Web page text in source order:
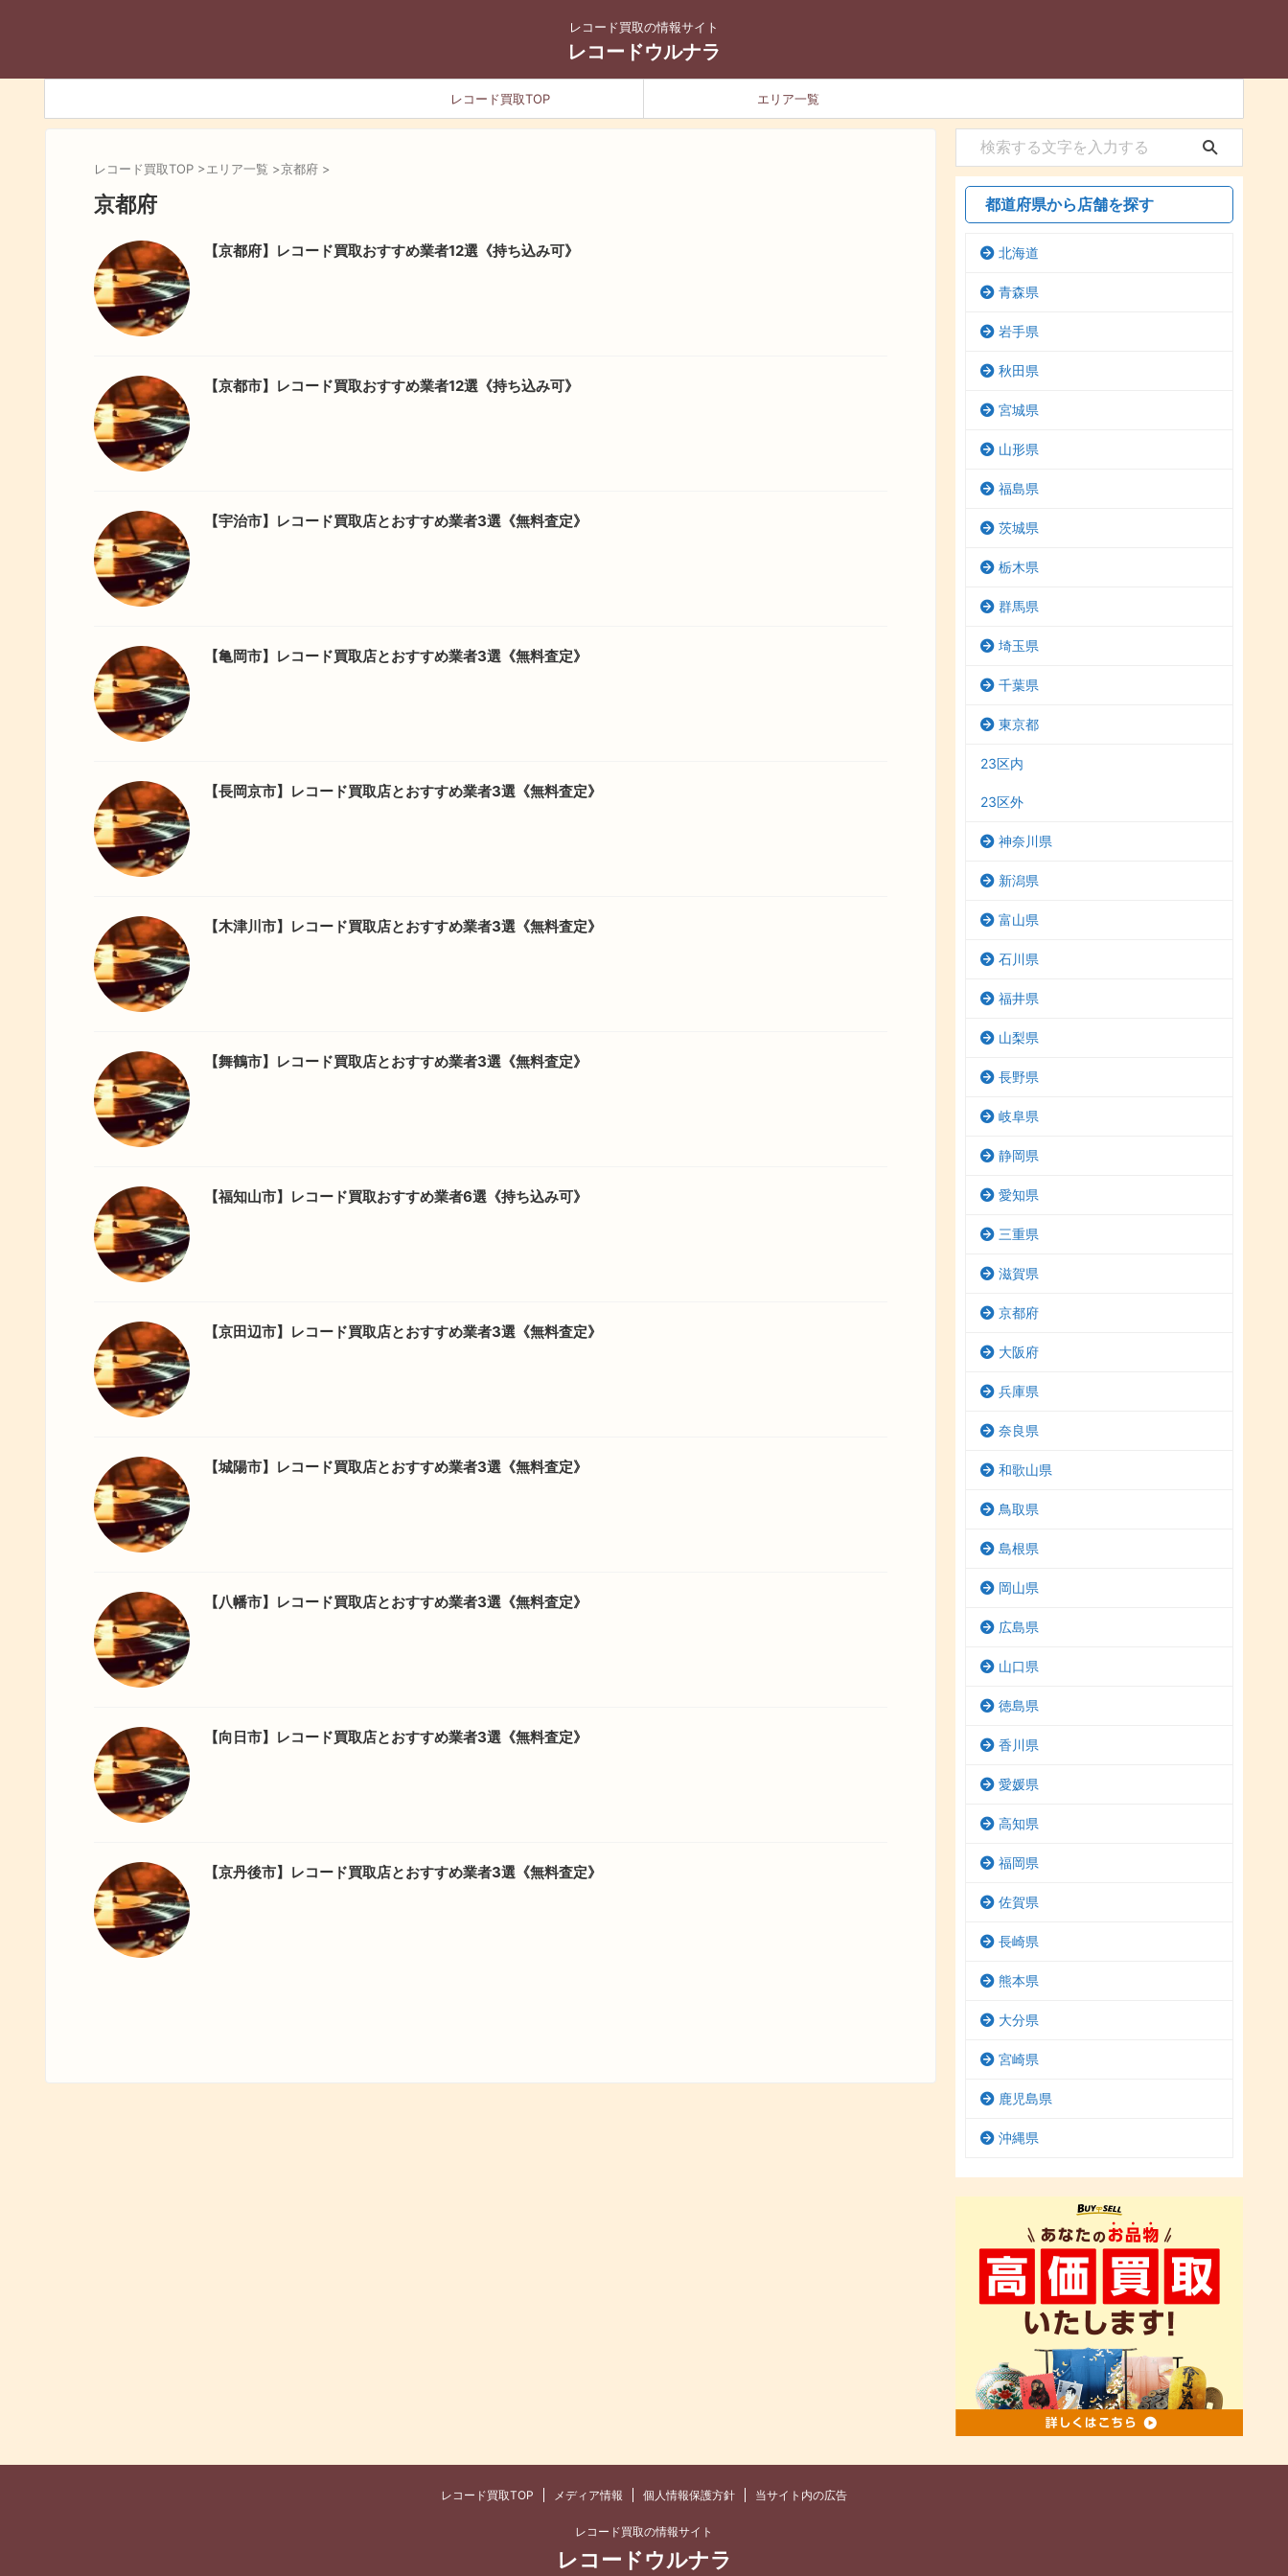
レコード買取の情報サイト
レコードウルナラ
レコード買取TOP エリア一覧
レコード買取TOP >エリア一覧 >京都府 >
京都府
【京都府】レコード買取おすすめ業者12選《持ち込み可》
【京都市】レコード買取おすすめ業者12選《持ち込み可》
【宇治市】レコード買取店とおすすめ業者3選《無料査定》
【亀岡市】レコード買取店とおすすめ業者3選《無料査定》
【長岡京市】レコード買取店とおすすめ業者3選《無料査定》
【木津川市】レコード買取店とおすすめ業者3選《無料査定》
【舞鶴市】レコード買取店とおすすめ業者3選《無料査定》
【福知山市】レコード買取おすすめ業者6選《持ち込み可》
【京田辺市】レコード買取店とおすすめ業者3選《無料査定》
【城陽市】レコード買取店とおすすめ業者3選《無料査定》
【八幡市】レコード買取店とおすすめ業者3選《無料査定》
【向日市】レコード買取店とおすすめ業者3選《無料査定》
【京丹後市】レコード買取店とおすすめ業者3選《無料査定》
都道府県から店舗を探す
北海道
青森県
岩手県
秋田県
宮城県
山形県
福島県
茨城県
栃木県
群馬県
埼玉県
千葉県
東京都
23区内
23区外
神奈川県
新潟県
富山県
石川県
福井県
山梨県
長野県
岐阜県
静岡県
愛知県
三重県
滋賀県
京都府
大阪府
兵庫県
奈良県
和歌山県
鳥取県
島根県
岡山県
広島県
山口県
徳島県
香川県
愛媛県
高知県
福岡県
佐賀県
長崎県
熊本県
大分県
宮崎県
鹿児島県
沖縄県
レコード買取TOP メディア情報 個人情報保護方針 当サイト内の広告
レコード買取の情報サイト
レコードウルナラ